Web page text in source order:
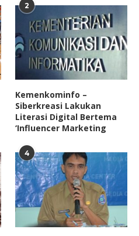
2
Kemenkominfo –
Siberkreasi Lakukan
Literasi Digital Bertema
‘Influencer Marketing
4